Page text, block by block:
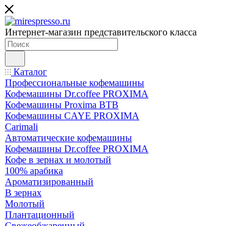
Интернет-магазин представительского класса
Каталог
Профессиональные кофемашины
Кофемашины Dr.coffee PROXIMA
Кофемашины Proxima BTB
Кофемашины CAYE PROXIMA
Carimali
Автоматические кофемашины
Кофемашины Dr.coffee PROXIMA
Кофе в зернах и молотый
100% арабика
Ароматизированный
В зернах
Молотый
Плантационный